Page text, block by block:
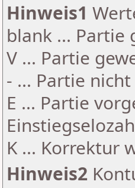
Hinweis1
blank ...
V ... Partie
- ... Partie
E ... Partie
K ... Korrektur
Hinweis2